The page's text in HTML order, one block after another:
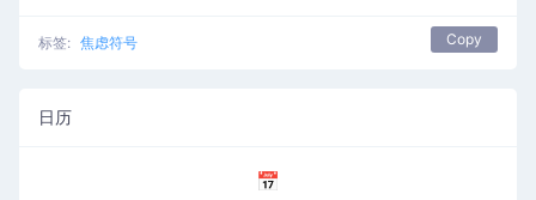
标签: 焦虑符号 Copy
日历
📅